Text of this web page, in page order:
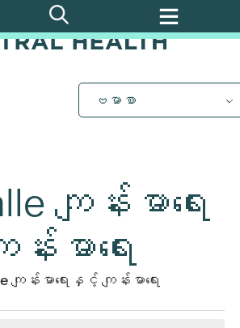
ဗမာစာ
ကျန်းမာရေး
းမာရေး
ကျန်းမာရေးနှင့် ကျန်းမာရေး